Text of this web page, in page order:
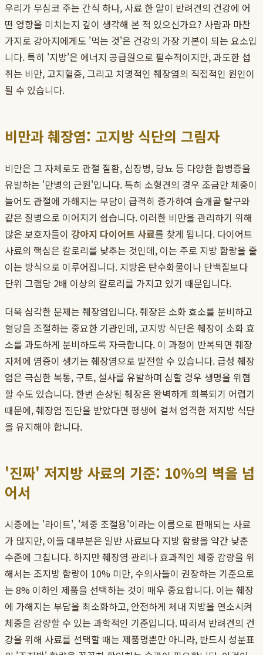
우리가 무심코 주는 간식 하나, 사료 한 알이 반려견의 건강에 어
떤 영향을 미치는지 깊이 생각해 본 적 있으신가요? 사람과 마찬
가지로 강아지에게도 '먹는 것'은 건강의 가장 기본이 되는 요소입
니다. 특히 '지방'은 에너지 공급원으로 필수적이지만, 과도한 섭
취는 비만, 고지혈증, 그리고 치명적인 췌장염의 직접적인 원인이
될 수 있습니다.
비만과 췌장염: 고지방 식단의 그림자
비만은 그 자체로도 관절 질환, 심장병, 당뇨 등 다양한 합병증을
유발하는 '만병의 근원'입니다. 특히 소형견의 경우 조금만 체중이
늘어도 관절에 가해지는 부담이 급격히 증가하여 슬개골 탈구와
같은 질병으로 이어지기 쉽습니다. 이러한 비만을 관리하기 위해
많은 보호자들이 강아지 다이어트 사료를 찾게 됩니다. 다이어트
사료의 핵심은 칼로리를 낮추는 것인데, 이는 주로 지방 함량을 줄
이는 방식으로 이루어집니다. 지방은 탄수화물이나 단백질보다
단위 그램당 2배 이상의 칼로리를 가지고 있기 때문입니다.
더욱 심각한 문제는 췌장염입니다. 췌장은 소화 효소를 분비하고
혈당을 조절하는 중요한 기관인데, 고지방 식단은 췌장이 소화 효
소를 과도하게 분비하도록 자극합니다. 이 과정이 반복되면 췌장
자체에 염증이 생기는 췌장염으로 발전할 수 있습니다. 급성 췌장
염은 극심한 복통, 구토, 설사를 유발하며 심할 경우 생명을 위협
할 수도 있습니다. 한번 손상된 췌장은 완벽하게 회복되기 어렵기
때문에, 췌장염 진단을 받았다면 평생에 걸쳐 엄격한 저지방 식단
을 유지해야 합니다.
'진짜' 저지방 사료의 기준: 10%의 벽을 넘
어서
시중에는 '라이트', '체중 조절용'이라는 이름으로 판매되는 사료
가 많지만, 이들 대부분은 일반 사료보다 지방 함량을 약간 낮춘
수준에 그칩니다. 하지만 췌장염 관리나 효과적인 체중 감량을 위
해서는 조지방 함량이 10% 미만, 수의사들이 권장하는 기준으로
는 8% 이하인 제품을 선택하는 것이 매우 중요합니다. 이는 췌장
에 가해지는 부담을 최소화하고, 안전하게 체내 지방을 연소시켜
체중을 감량할 수 있는 과학적인 기준입니다. 따라서 반려견의 건
강을 위해 사료를 선택할 때는 제품명뿐만 아니라, 반드시 성분표